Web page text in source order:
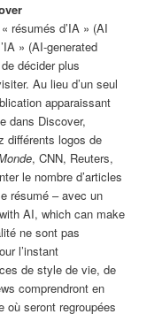
résumés d’IA » (AI
» (AI-generated
décider plus
Au lieu d’un seul
apparaissant
dans Discover,
différents logos de
, CNN, Reuters,
le nombre d’articles
résumé – avec un
AI, which can make
ne sont pas
l’instant
de style de vie, de
comprendront en
où seront regroupées